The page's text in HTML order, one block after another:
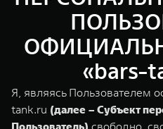
TANK 300
ВЫБОР АВТОМОБИЛЯ
Спецпредложения
Тест-драйв
ГАРАНТИЯ И ПОДДЕРЖКА
Гарантия
СЕРВИС
ИНФОРМАЦИЯ
О нас
GWM ТЕХ ДЕНЬ
«bars-
Я, являясь Пользователем
tank.ru (далее – Субъект
Пользователь) свободно,